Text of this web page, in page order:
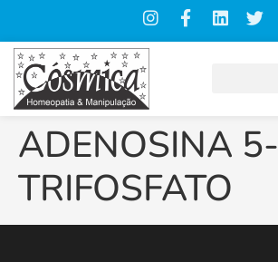
ADENOSINA 5-
TRIFOSFATO